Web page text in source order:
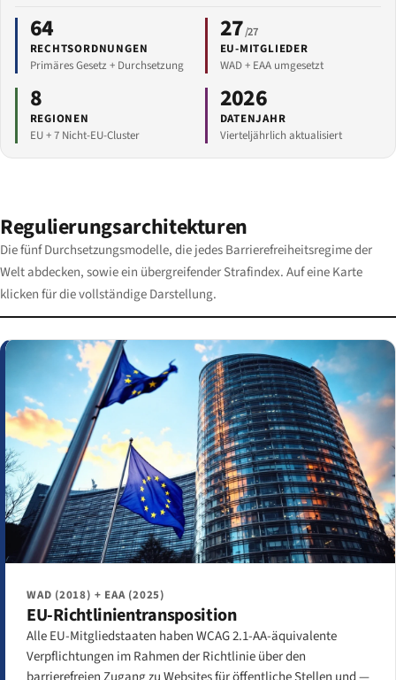
64
RECHTSORDNUNGEN
Primäres Gesetz + Durchsetzung
27/27
EU-MITGLIEDER
WAD + EAA umgesetzt
8
REGIONEN
EU + 7 Nicht-EU-Cluster
2026
DATENJAHR
Vierteljährlich aktualisiert
Regulierungsarchitekturen
Die fünf Durchsetzungsmodelle, die jedes Barrierefreiheitsregime der
Welt abdecken, sowie ein übergreifender Strafindex. Auf eine Karte
klicken für die vollständige Darstellung.
WAD (2018) + EAA (2025)
EU-Richtlinientransposition
Alle EU-Mitgliedstaaten haben WCAG 2.1-AA-äquivalente
Verpflichtungen im Rahmen der Richtlinie über den